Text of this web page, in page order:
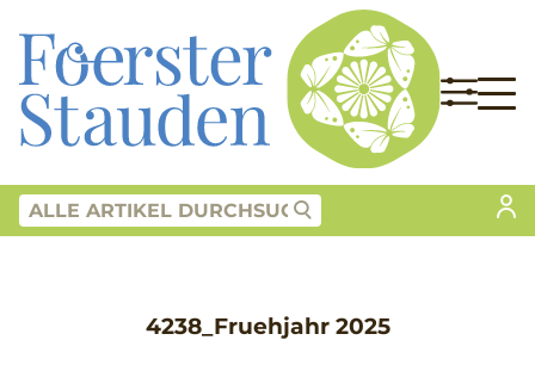
4238_Fruehjahr 2025